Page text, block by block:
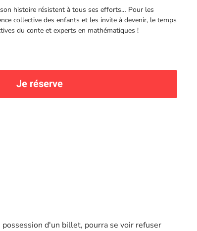
histoire résistent à tous ses efforts… Pour les
collective des enfants et les invite à devenir, le temps
du conte et experts en mathématiques !
Je réserve
d'un billet, pourra se voir refuser